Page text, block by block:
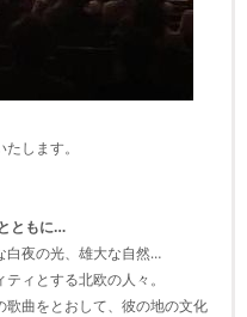
します。
ともに…
白夜の光、雄大な自然…
ィとする北欧の人々。
曲をとおして、彼の地の文化